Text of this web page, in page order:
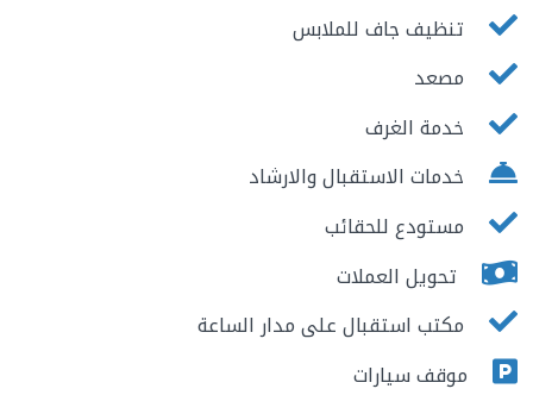
تنظيف جاف للملابس
مصعد
خدمة الغرف
خدمات الاستقبال والارشاد
مستودع للحقائب
تحويل العملات
مكتب استقبال على مدار الساعة
موقف سيارات